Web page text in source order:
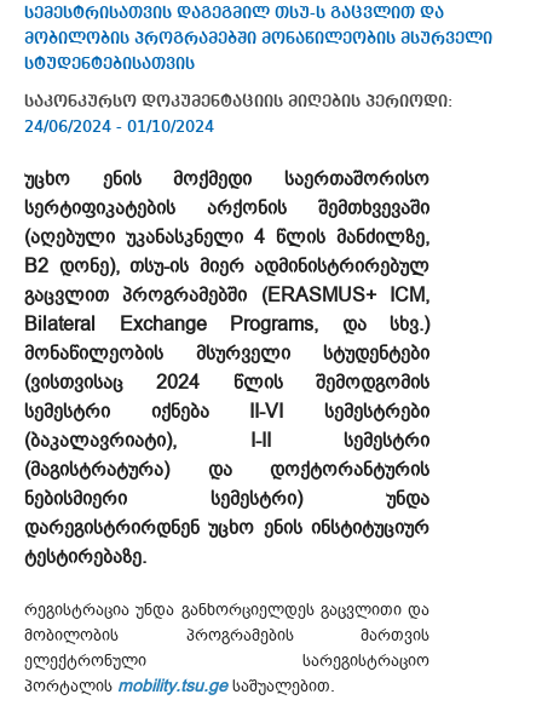
სემესტრისათვის დაგეგმილ თსუ-ს გაცვლით და
მობილობის პროგრამებში მონაწილეობის მსურველი
სტუდენტებისათვის
საკონკურსო დოკუმენტაციის მიღების პერიოდი:
24/06/2024 - 01/10/2024
უცხო ენის მოქმედი საერთაშორისო
სერტიფიკატების არქონის შემთხვევაში
(აღებული უკანასკნელი 4 წლის მანძილზე,
B2 დონე), თსუ-ის მიერ ადმინისტრირებულ
გაცვლით პროგრამებში (ERASMUS+ ICM,
Bilateral Exchange Programs, და სხვ.)
მონაწილეობის მსურველი სტუდენტები
(ვისთვისაც 2024 წლის შემოდგომის
სემესტრი იქნება II-VI სემესტრები
(ბაკალავრიატი), I-II სემესტრი
(მაგისტრატურა) და დოქტორანტურის
ნებისმიერი სემესტრი) უნდა
დარეგისტრირდნენ უცხო ენის ინსტიტუციურ
ტესტირებაზე.
რეგისტრაცია უნდა განხორციელდეს გაცვლითი და
მობილობის პროგრამების მართვის
ელექტრონული სარეგისტრაციო
პორტალის mobility.tsu.geსაშუალებით.